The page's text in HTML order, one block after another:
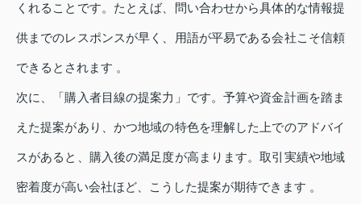
くれることです。たとえば、問い合わせから具体的な情報提
供までのレスポンスが早く、用語が平易である会社こそ信頼
できるとされます 。
次に、「購入者目線の提案力」です。予算や資金計画を踏ま
えた提案があり、かつ地域の特色を理解した上でのアドバイ
スがあると、購入後の満足度が高まります。取引実績や地域
密着度が高い会社ほど、こうした提案が期待できます 。